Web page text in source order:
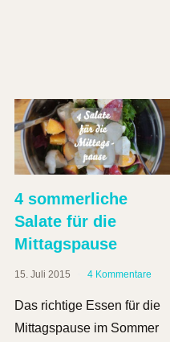
4 sommerliche
Salate für die
Mittagspause
15. Juli 2015 4 Kommentare
Das richtige Essen für die
Mittagspause im Sommer